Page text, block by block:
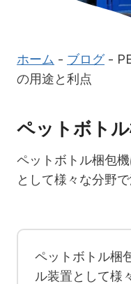
ホーム - ブログ-
の用途と利点
ペットボト
ペットボトル梱包
として様々な分野
ペットボトル梱
ル装置として様